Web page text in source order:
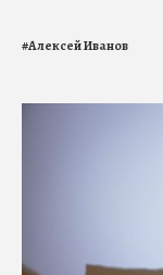
#Алексей Иванов